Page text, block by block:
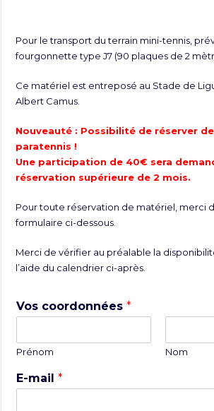
Pour le transport du terrain mini-tennis,
fourgonnette type J7 (90 plaques de 2
Ce matériel est entreposé au Stade de
Albert Camus.
Nouveauté : Possibilité de réserver
paratennis !
Une participation de 40€ sera
réservation supérieure de 2 mois.
Pour toute réservation de matériel, merci
formulaire ci-dessous.
Merci de vérifier au préalable la
l’aide du calendrier ci-après.
Vos coordonnées*
Prénom Nom
E-mail*